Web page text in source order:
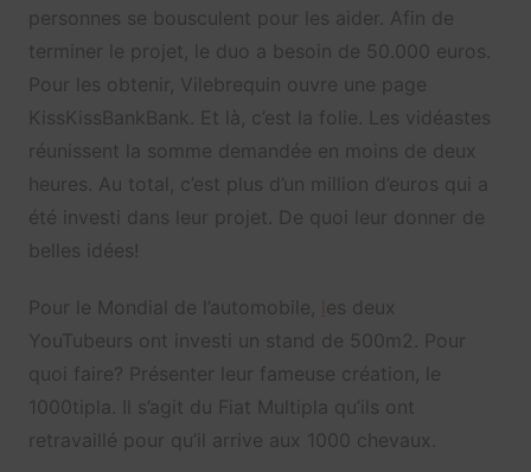
personnes se bousculent pour les aider. Afin de
terminer le projet, le duo a besoin de 50.000 euros.
Pour les obtenir, Vilebrequin ouvre une page
KissKissBankBank. Et là, c’est la folie. Les vidéastes
réunissent la somme demandée en moins de deux
heures. Au total, c’est plus d’un million d’euros qui a
été investi dans leur projet. De quoi leur donner de
belles idées!
Pour le Mondial de l’automobile, es deux
YouTubeurs ont investi un stand de 500m2. Pour
quoi faire? Présenter leur fameuse création, le
1000tipla. Il s’agit du Fiat Multipla qu’ils ont
retravaillé pour qu’il arrive aux 1000 chevaux.